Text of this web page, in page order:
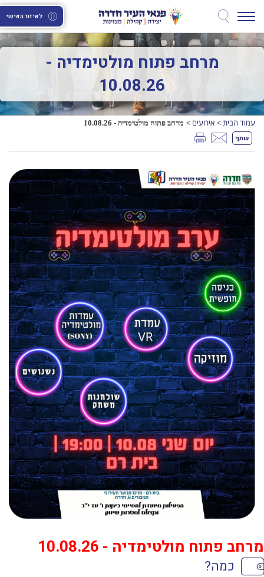
לאיזור האישי
מרחב פתוח מולטימדיה -
10.08.26
עמוד הבית > אירועים > מרחב פתוח מולטימדיה - 10.08.26
שתף
מרחב פתוח מולטימדיה - 10.08.26
כמה?